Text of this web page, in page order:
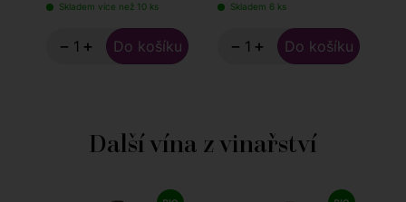
Skladem více než 10 ks
− +
Skladem 6 ks
− +
Další vína z vinařství